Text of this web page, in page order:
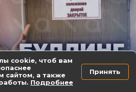
«покаянными видео»?
cookie, чтоб вам
сайтом, а также
Подробнее
Принять